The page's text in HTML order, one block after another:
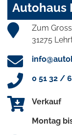
Autohaus
Zum
31275
0 51 32 /
Verkauf
Montag